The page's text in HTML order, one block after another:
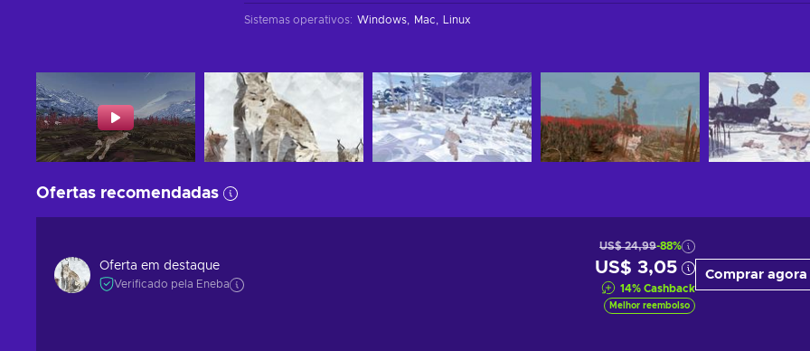
Sistemas operativos: Windows Mac Linux
Ofertas recomendadas
Oferta em destaque
Verificado pela Eneba
US$ 24,99-88%
US$ 3,05
14% Cashback
Melhor reembolso
Comprar agora